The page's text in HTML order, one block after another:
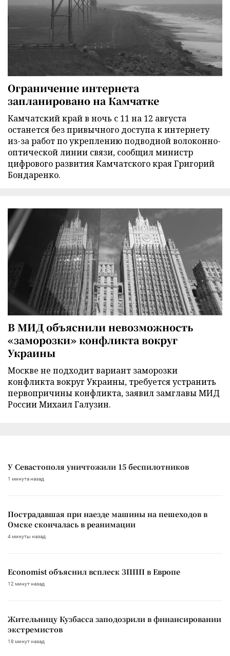
Ограничение интернета
запланировано на Камчатке
Камчатский край в ночь с 11 на 12 августа
останется без привычного доступа к интернету
из-за работ по укреплению подводной волоконно-
оптической линии связи, сообщил министр
цифрового развития Камчатского края Григорий
Бондаренко.
В МИД объяснили невозможность
«заморозки» конфликта вокруг
Украины
Москве не подходит вариант заморозки
конфликта вокруг Украины, требуется устранить
первопричины конфликта, заявил замглавы МИД
России Михаил Галузин.
У Севастополя уничтожили 15 беспилотников
1 минута назад
Пострадавшая при наезде машины на пешеходов в
Омске скончалась в реанимации
4 минуты назад
Economist объяснил всплеск ЗППП в Европе
12 минут назад
Жительницу Кузбасса заподозрили в финансировании
экстремистов
18 минут назад